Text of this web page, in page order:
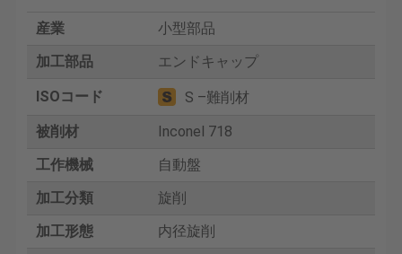
産業
小型部品
加工部品
エンドキャップ
ISOコード
S –難削材
被削材
Inconel 718
工作機械
自動盤
加工分類
旋削
加工形態
内径旋削